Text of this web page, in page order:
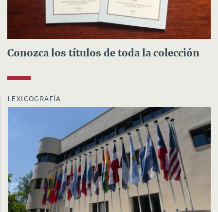
Conozca los títulos de toda la colección
LEXICOGRAFÍA